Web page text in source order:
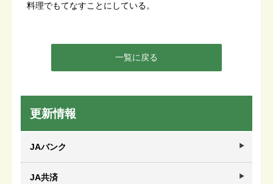
料理でもてなすことにしている。
一覧に戻る
更新情報
JAバンク
JA共済